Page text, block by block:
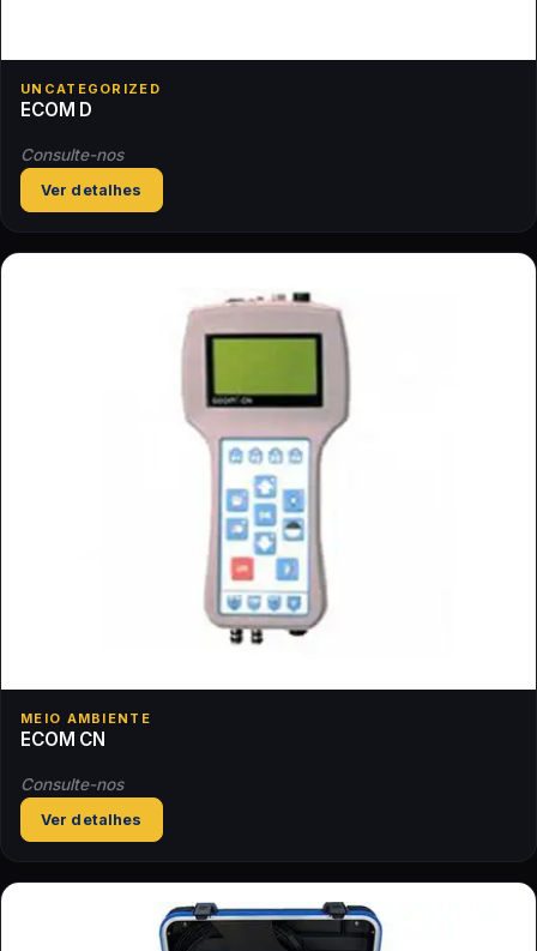
UNCATEGORIZED
ECOM D
Consulte-nos
Ver detalhes
MEIO AMBIENTE
ECOM CN
Consulte-nos
Ver detalhes